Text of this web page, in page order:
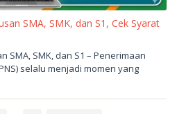
SMA, SMK, dan S1, Cek Syarat
SMA, SMK, dan S1 – Penerimaan
selalu menjadi momen yang